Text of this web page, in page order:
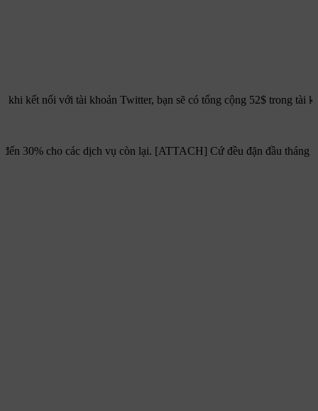
kết nối với tài khoản Twitter, bạn sẽ có tổng cộng 52$
30% cho các dịch vụ còn lại. [ATTACH] Cứ đều đặn đầu